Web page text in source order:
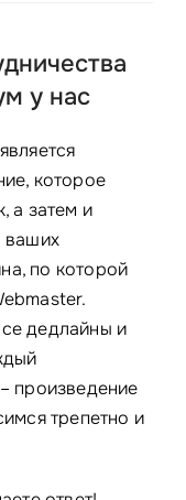
у нас
которое
а затем и
ваших
по которой
дедлайны и
произведение
трепетно и